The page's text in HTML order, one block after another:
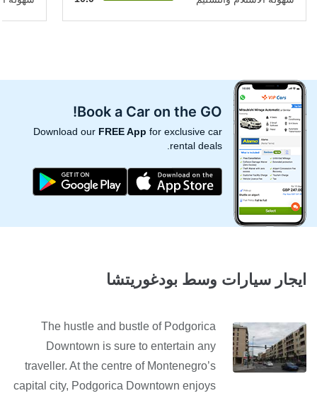
Book a Car on the GO!
Download our FREE App for exclusive car
rental deals.
ايجار سيارات وسط بودغوريتشا
The hustle and bustle of Podgorica
Downtown is sure to entertain any
traveller. At the centre of Montenegro’s
capital city, Podgorica Downtown enjoys